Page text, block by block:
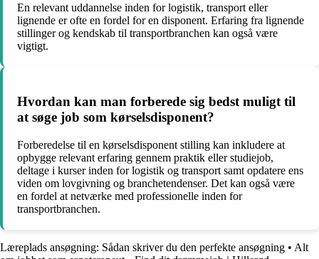
En relevant uddannelse inden for logistik, transport eller
lignende er ofte en fordel for en disponent. Erfaring fra lignende
stillinger og kendskab til transportbranchen kan også være
vigtigt.
Hvordan kan man forberede sig bedst muligt til
at søge job som kørselsdisponent?
Forberedelse til en kørselsdisponent stilling kan inkludere at
opbygge relevant erfaring gennem praktik eller studiejob,
deltage i kurser inden for logistik og transport samt opdatere ens
viden om lovgivning og branchetendenser. Det kan også være
en fordel at netværke med professionelle inden for
transportbranchen.
Læreplads ansøgning: Sådan skriver du den perfekte ansøgning • Alt